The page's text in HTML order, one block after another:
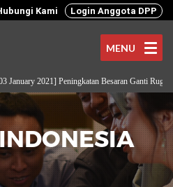
Kami Login Anggota DPP
MENU
2021] Peningkatan Besaran Ganti Rugi